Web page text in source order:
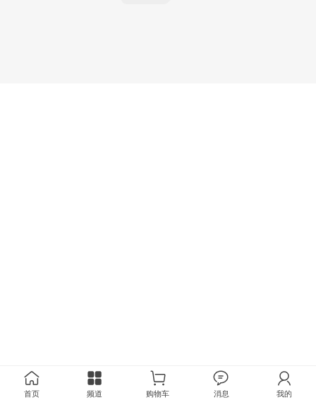
首页 频道 购物车 消息 我的